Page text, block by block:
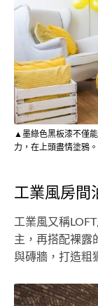
▲墨綠色黑板漆不僅
力，在上頭盡情塗鴉。
工業風房間
工業風又稱
主，再搭配裸露
與磚牆，打造粗